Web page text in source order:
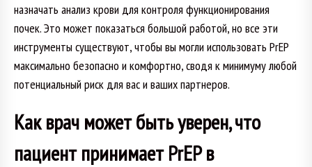
назначать анализ крови для контроля функционирования
почек. Это может показаться большой работой, но все эти
инструменты существуют, чтобы вы могли использовать PrEP
максимально безопасно и комфортно, сводя к минимуму любой
потенциальный риск для вас и ваших партнеров.
Как врач может быть уверен, что
пациент принимает PrEP в